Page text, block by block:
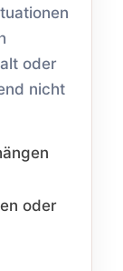
oder
nicht
oder